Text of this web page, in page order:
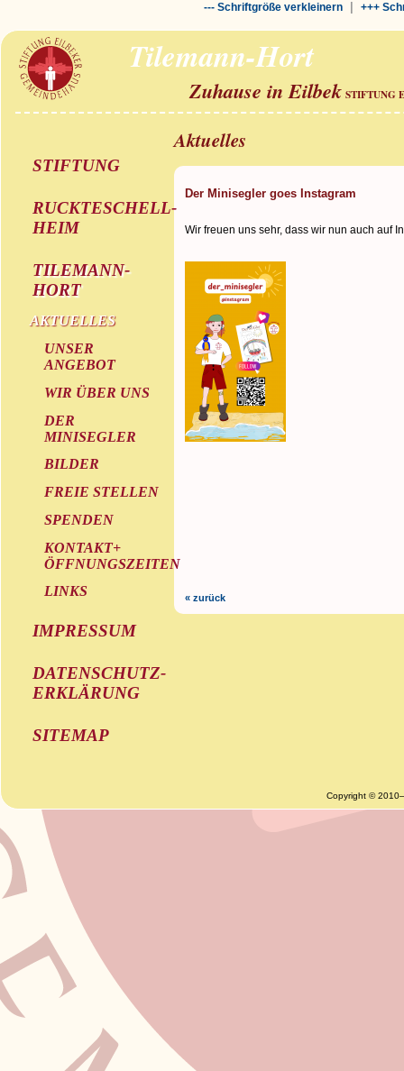
--- Schriftgröße verkleinern| +++
Tilemann-Hort
Zuhause in Eilbek STIFTUNG
STIFTUNG
RUCKTESCHELL-
HEIM
TILEMANN-
HORT
AKTUELLES
UNSER
ANGEBOT
WIR ÜBER UNS
DER
MINISEGLER
BILDER
FREIE STELLEN
SPENDEN
KONTAKT+
ÖFFNUNGSZEITEN
LINKS
IMPRESSUM
DATENSCHUTZ-
ERKLÄRUNG
SITEMAP
Aktuelles
Der Minisegler goes Instagram
Wir freuen uns sehr, dass wir nun auch auf
« zurück
Copyright ©